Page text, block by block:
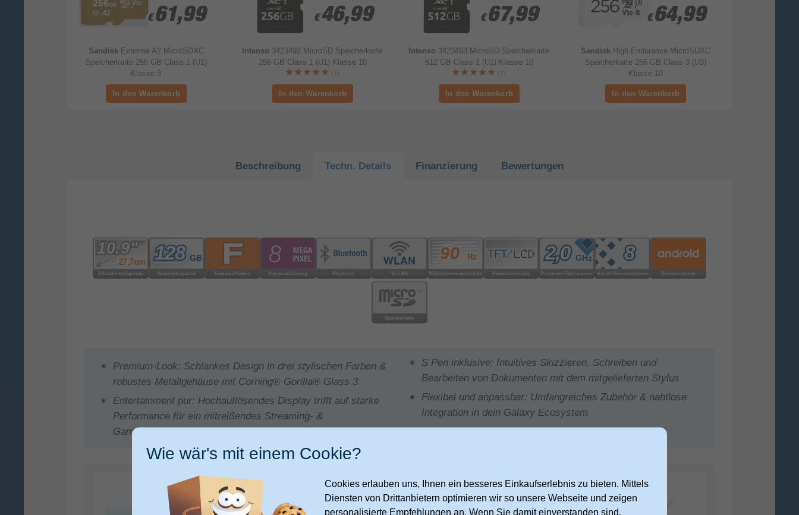
€ 61,99
€ 61,99
Sandisk Extreme A2 MicroSDXC
Speicherkarte 256 GB Class 1 (U1)
Klasse 3
€ 46,99
€ 46,99
Intenso 3423492 MicroSD Speicherkarte
256 GB Class 1 (U1) Klasse 10
(1)
€ 67,99
€ 67,99
Intenso 3423493 MicroSD Speicherkarte
512 GB Class 1 (U1) Klasse 10
(1)
€ 64,99
€ 64,99
Sandisk High Endurance MicroSDXC
Speicherkarte 256 GB Class 3 (U3)
Klasse 10
Beschreibung Techn. Details Finanzierung Bewertungen
Premium-Look: Schlankes Design in drei stylischen Farben &
robustes Metallgehäuse mit Corning® Gorilla® Glass 3
Entertainment pur: Hochauflösendes Display trifft auf starke
Performance für ein mitreißendes Streaming- &
Gamingerlebnis
S Pen inklusive: Intuitives Skizzieren, Schreiben und
Bearbeiten von Dokumenten mit dem mitgelieferten Stylus
Flexibel und anpassbar: Umfangreiches Zubehör & nahtlose
Integration in dein Galaxy Ecosystem
Wie wär's mit einem Cookie?
Cookies erlauben uns, Ihnen ein besseres Einkaufserlebnis zu bieten. Mittels
Diensten von Drittanbietern optimieren wir so unsere Webseite und zeigen
personalisierte Empfehlungen an. Wenn Sie damit einverstanden sind,